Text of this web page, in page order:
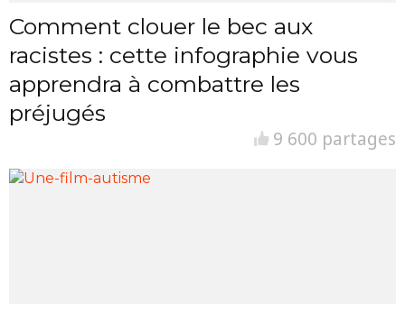
Comment clouer le bec aux
racistes : cette infographie vous
apprendra à combattre les
préjugés
9 600 partages